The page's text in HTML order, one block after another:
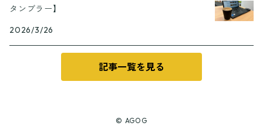
タンブラー】
2026/3/26
記事一覧を見る
© AGOG